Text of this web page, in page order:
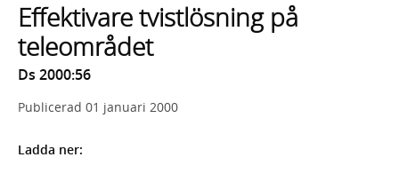
med
sökförslag
Effektivare tvistlösning på
teleområdet
Ds 2000:56
Publicerad 01 januari 2000
Ladda ner: